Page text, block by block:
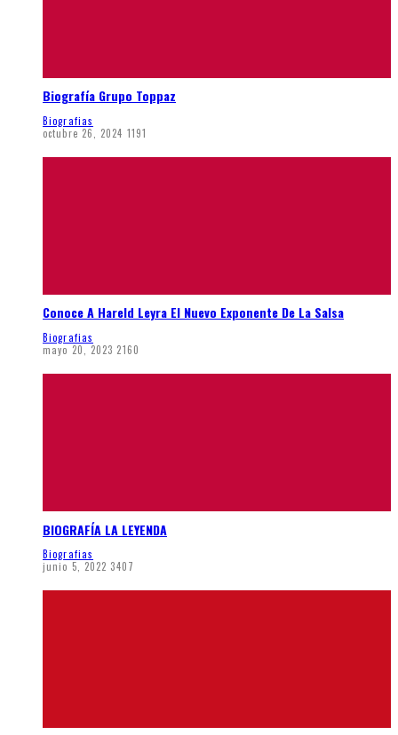
Biografía Grupo Toppaz
Biografias
octubre 26, 2024 1191
Conoce A Hareld Leyra El Nuevo Exponente De La Salsa
Biografias
mayo 20, 2023 2160
BIOGRAFÍA LA LEYENDA
Biografias
junio 5, 2022 3407